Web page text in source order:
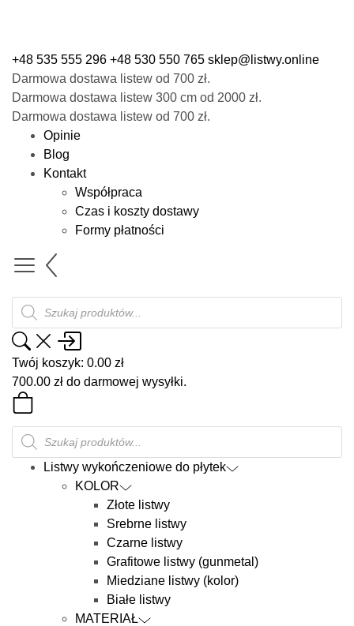
+48 535 555 296 +48 530 550 765 sklep@listwy.online
Darmowa dostawa listew od 700 zł.
Darmowa dostawa listew 300 cm od 2000 zł.
Darmowa dostawa listew od 700 zł.
Opinie
Blog
Kontakt
Współpraca
Czas i koszty dostawy
Formy płatności
Wyszukiwarka
produktów
Twój koszyk: 0.00 zł
700.00 zł do darmowej wysyłki.
Wyszukiwarka
produktów
Listwy wykończeniowe do płytek
KOLOR
Złote listwy
Srebrne listwy
Czarne listwy
Grafitowe listwy (gunmetal)
Miedziane listwy (kolor)
Białe listwy
MATERIAŁ